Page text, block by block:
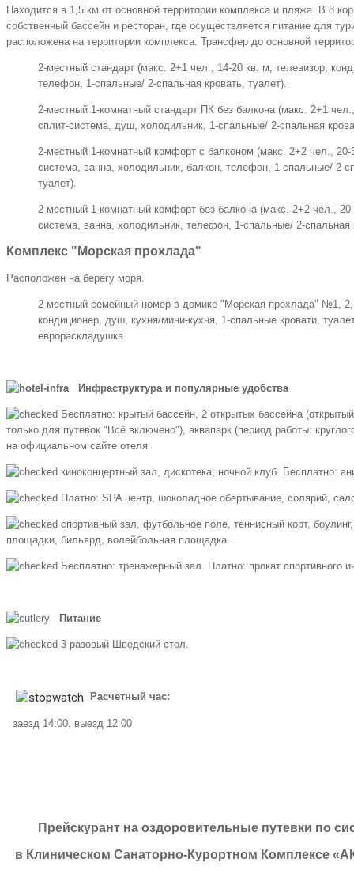
Находится в 1,5 км от основной территории комплекса и пляжа. В 8
собственный бассейн и ресторан, где осуществляется питание для
расположена на территории комплекса. Трансфер до основной
2-местный стандарт (макс. 2+1 чел., 14-20 кв. м, телевизор,
телефон, 1-спальные/ 2-спальная кровать, туалет).
2-местный 1-комнатный стандарт ПК без балкона (макс. 2+1
сплит-система, душ, холодильник, 1-спальные/ 2-спальная
2-местный 1-комнатный комфорт с балконом (макс. 2+2 чел., 20-
система, ванна, холодильник, балкон, телефон, 1-спальные/ 2-
туалет).
2-местный 1-комнатный комфорт без балкона (макс. 2+2 чел.,
система, ванна, холодильник, телефон, 1-спальные/ 2-спальная
Комплекс "Морская прохлада"
Расположен на берегу моря.
2-местный семейный номер в домике "Морская прохлада" №1,
кондиционер, душ, кухня/мини-кухня, 1-спальные кровати,
еврораскладушка.
Инфраструктура и популярные удобства
Бесплатно: крытый бассейн, 2 открытых бассейна
только для путевок "Всё включено"), аквапарк (период работы:
на официальном сайте отеля
киноконцертный зал, дискотека, ночной клуб. Бесплатно:
Платно: SPA центр, шоколадное обертывание, солярий,
спортивный зал, футбольное поле, теннисный корт,
площадки, бильярд, волейбольная площадка.
Бесплатно: тренажерный зал. Платно: прокат спортивного
Питание
3-разовый Шведский стол.
Расчетный час:
заезд 14:00, выезд 12:00
Прейскурант на оздоровительные путевки по
в Клиническом Санаторно-Курортном Комплексе